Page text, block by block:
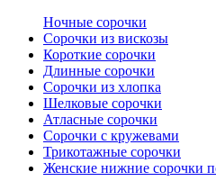
Ночные сорочки
Сорочки из вискозы
Короткие сорочки
Длинные сорочки
Сорочки из хлопка
Шелковые сорочки
Атласные сорочки
Сорочки с кружевами
Трикотажные сорочки
Женские нижние сорочки